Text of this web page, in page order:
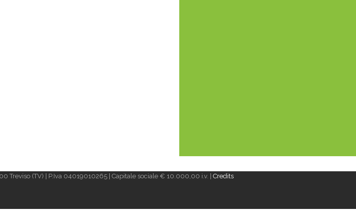
Treviso (TV) | P.Iva 04019010265 | Capitale sociale € 10.000,00 i.v. | Credits